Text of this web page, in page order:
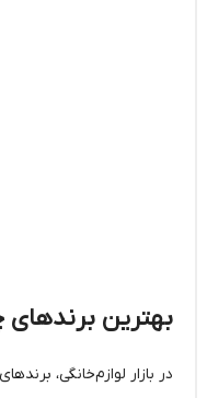
بهترین برندهای
در بازار لوازم‌خانگی،